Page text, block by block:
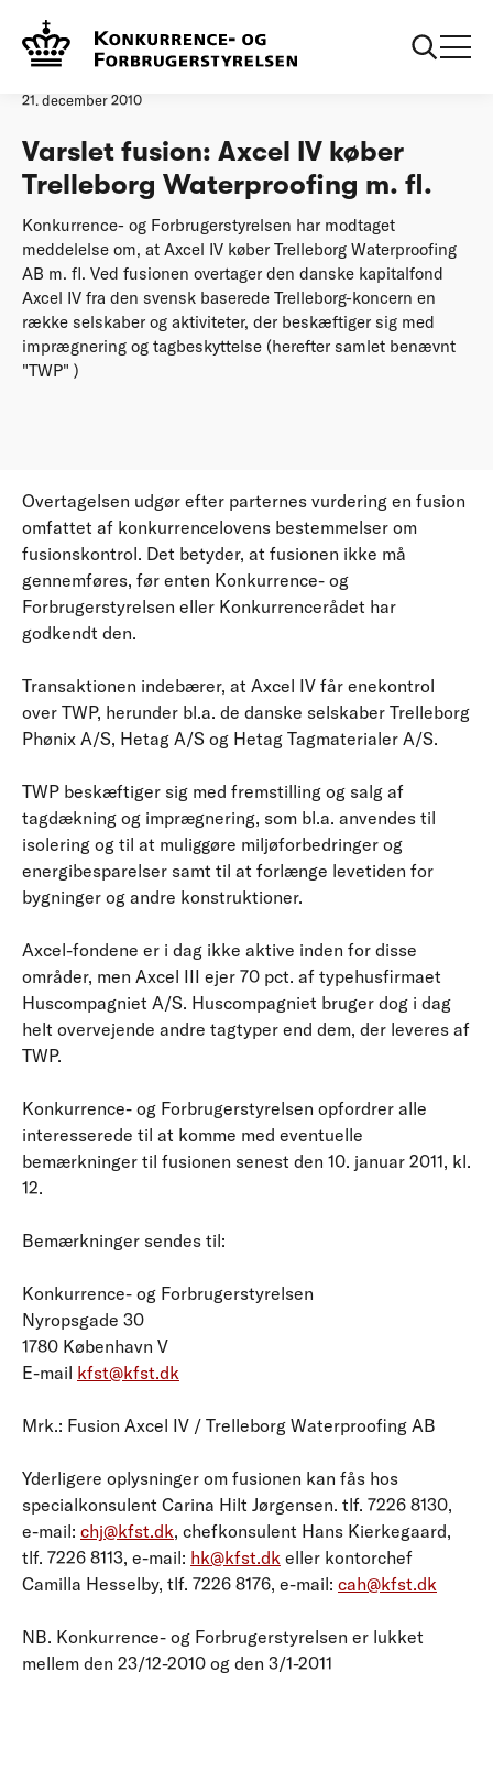
Forside
21. december 2010
Varslet fusion: Axcel IV køber
Trelleborg Waterproofing m. fl.
Konkurrence- og Forbrugerstyrelsen har modtaget
meddelelse om, at Axcel IV køber Trelleborg Waterproofing
AB m. fl. Ved fusionen overtager den danske kapitalfond
Axcel IV fra den svensk baserede Trelleborg-koncern en
række selskaber og aktiviteter, der beskæftiger sig med
imprægnering og tagbeskyttelse (herefter samlet benævnt
"TWP" )
Overtagelsen udgør efter parternes vurdering en fusion
omfattet af konkurrencelovens bestemmelser om
fusionskontrol. Det betyder, at fusionen ikke må
gennemføres, før enten Konkurrence- og
Forbrugerstyrelsen eller Konkurrencerådet har
godkendt den.
Transaktionen indebærer, at Axcel IV får enekontrol
over TWP, herunder bl.a. de danske selskaber Trelleborg
Phønix A/S, Hetag A/S og Hetag Tagmaterialer A/S.
TWP beskæftiger sig med fremstilling og salg af
tagdækning og imprægnering, som bl.a. anvendes til
isolering og til at muliggøre miljøforbedringer og
energibesparelser samt til at forlænge levetiden for
bygninger og andre konstruktioner.
Axcel-fondene er i dag ikke aktive inden for disse
områder, men Axcel III ejer 70 pct. af typehusfirmaet
Huscompagniet A/S. Huscompagniet bruger dog i dag
helt overvejende andre tagtyper end dem, der leveres af
TWP.
Konkurrence- og Forbrugerstyrelsen opfordrer alle
interesserede til at komme med eventuelle
bemærkninger til fusionen senest den 10. januar 2011, kl.
12.
Bemærkninger sendes til:
Konkurrence- og Forbrugerstyrelsen
Nyropsgade 30
1780 København V
E-mail kfst@kfst.dk
Mrk.: Fusion Axcel IV / Trelleborg Waterproofing AB
Yderligere oplysninger om fusionen kan fås hos
specialkonsulent Carina Hilt Jørgensen. tlf. 7226 8130,
e-mail: chj@kfst.dk, chefkonsulent Hans Kierkegaard,
tlf. 7226 8113, e-mail: hk@kfst.dk eller kontorchef
Camilla Hesselby, tlf. 7226 8176, e-mail: cah@kfst.dk
NB. Konkurrence- og Forbrugerstyrelsen er lukket
mellem den 23/12-2010 og den 3/1-2011